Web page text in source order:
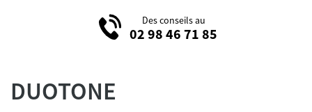
Des conseils au
02 98 46 71 85
DUOTONE